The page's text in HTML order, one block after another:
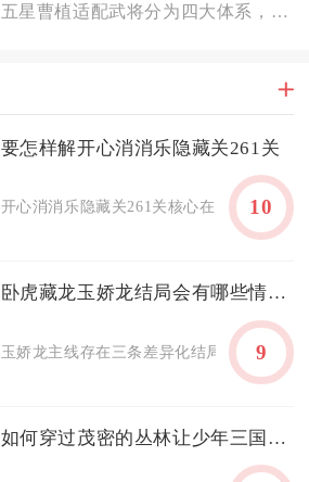
五星曹植适配武将分为四大体系，分别是魏国骑兵核心夏侯渊、荀彧...
要怎样解开心消消乐隐藏关261关
开心消消乐隐藏关261关核心在于优先清左
10
卧虎藏龙玉娇龙结局会有哪些情感冲击
玉娇龙主线存在三条差异化结局，分别带
9
如何穿过茂密的丛林让少年三国志开始新征程